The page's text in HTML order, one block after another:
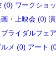
(0) ワークショ
・上映会 (0)
ブライダルフェ
ルメ (0) アート